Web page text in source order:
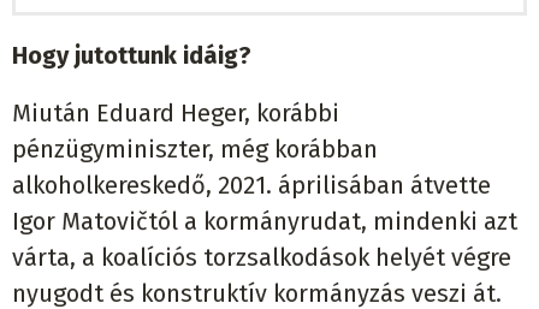
Hogy jutottunk idáig?
Miután Eduard Heger, korábbi
pénzügyminiszter, még korábban
alkoholkereskedő, 2021. áprilisában átvette
Igor Matovičtól a kormányrudat, mindenki azt
várta, a koalíciós torzsalkodások helyét végre
nyugodt és konstruktív kormányzás veszi át.